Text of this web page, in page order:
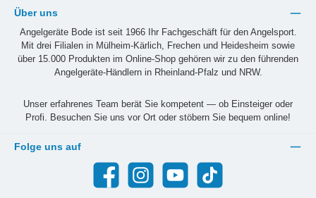
Über uns
Angelgeräte Bode ist seit 1966 Ihr Fachgeschäft für den Angelsport.
Mit drei Filialen in Mülheim-Kärlich, Frechen und Heidesheim sowie
über 15.000 Produkten im Online-Shop gehören wir zu den führenden
Angelgeräte-Händlern in Rheinland-Pfalz und NRW.
Unser erfahrenes Team berät Sie kompetent — ob Einsteiger oder
Profi. Besuchen Sie uns vor Ort oder stöbern Sie bequem online!
Folge uns auf
Facebook Instagram YouTube TikTok